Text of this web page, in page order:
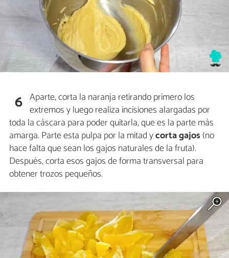
6 Aparte, corta la naranja retirando primero los
extremos y luego realiza incisiones alargadas por
toda la cáscara para poder quitarla, que es la parte más
amarga. Parte esta pulpa por la mitad ycorta gajos (no
hace falta que sean los gajos naturales de la fruta).
Después, corta esos gajos de forma transversal para
obtener trozos pequeños.